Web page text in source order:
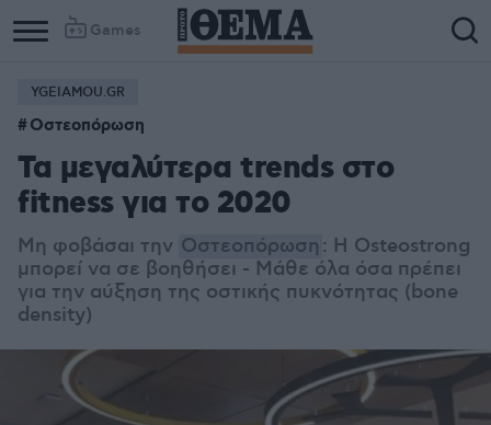
Games
YGEIAMOU.GR
Οστεοπόρωση
Τα μεγαλύτερα trends στο
fitness για το 2020
Μη φοβάσαι την Οστεοπόρωση : Η Osteostrong
μπορεί να σε βοηθήσει - Μάθε όλα όσα πρέπει
για την αύξηση της οστικής πυκνότητας (bone
density)